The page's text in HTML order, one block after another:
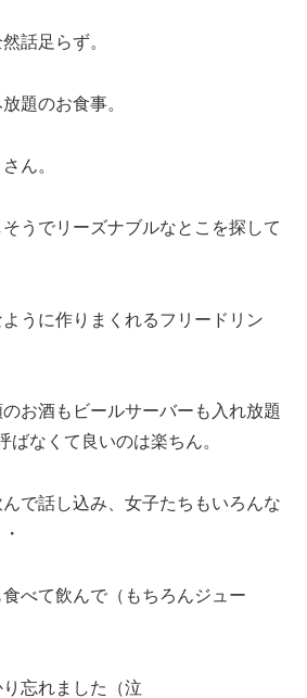
話足らず。
題のお食事。
ん。
うでリーズナブルなとこを探して
うに作りまくれるフリードリン
お酒もビールサーバーも入れ放題
ばなくて良いのは楽ちん。
で話し込み、女子たちもいろんな
べて飲んで（もちろんジュー
忘れました（泣